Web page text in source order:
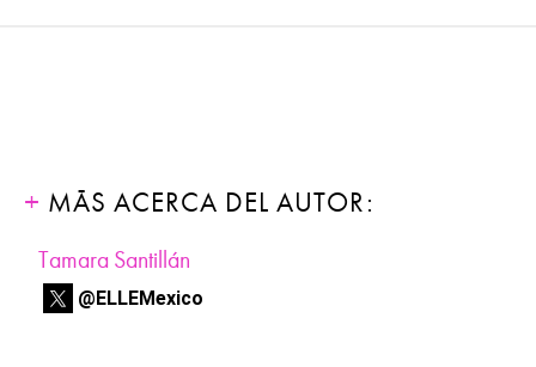
MÁS ACERCA DEL AUTOR:
Tamara Santillán
@ELLEMexico